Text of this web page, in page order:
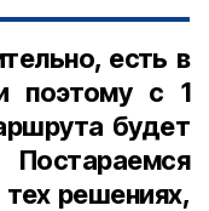
есть в
поэтому с 1
будет
решениях,